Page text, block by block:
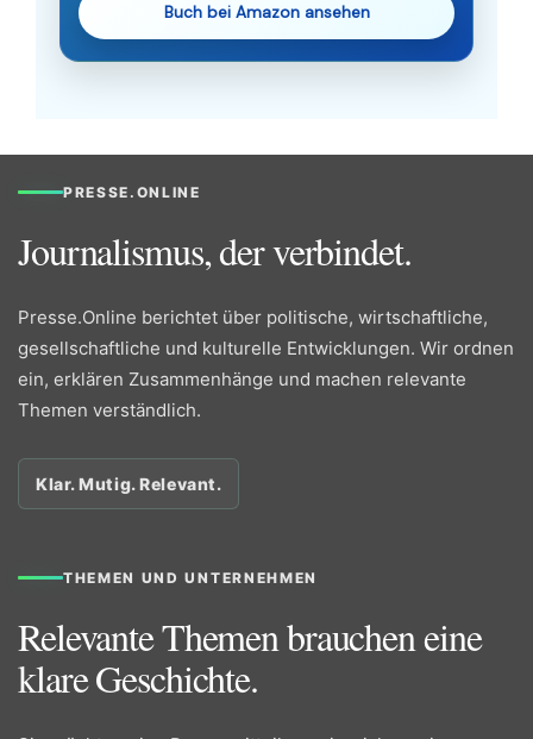
Buch bei Amazon ansehen
PRESSE.ONLINE
Journalismus, der verbindet.
Presse.Online berichtet über politische, wirtschaftliche,
gesellschaftliche und kulturelle Entwicklungen. Wir ordnen
ein, erklären Zusammenhänge und machen relevante
Themen verständlich.
Klar. Mutig. Relevant.
THEMEN UND UNTERNEHMEN
Relevante Themen brauchen eine
klare Geschichte.